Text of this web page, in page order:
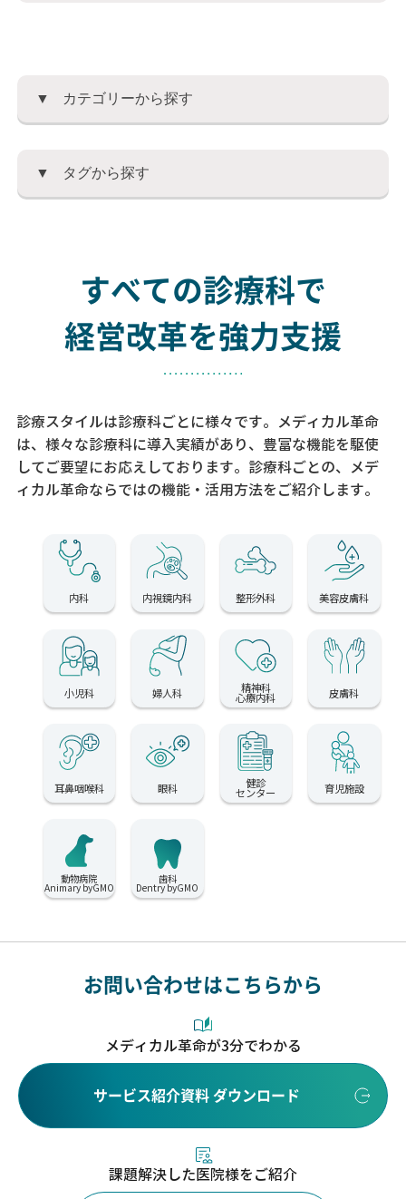
カテゴリーから探す
タグから探す
すべての診療科で
経営改革を強力支援
診療スタイルは診療科ごとに様々です。メディカル革命
は、様々な診療科に導入実績があり、 豊富な機能を駆使
してご要望にお応えしております。 診療科ごとの、メデ
ィカル革命ならではの機能・活用方法をご紹介します。
内科 内視鏡内科 整形外科 美容皮膚科
小児科 婦人科 精神科
心療内科 皮膚科
耳鼻咽喉科 眼科 健診
センター 育児施設
動物病院
Animary byGMO
歯科
Dentry byGMO
お問い合わせはこちらから
メディカル革命が3分でわかる
サービス紹介資料 ダウンロード
課題解決した医院様をご紹介